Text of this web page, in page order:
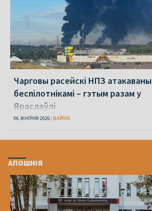
Чарговы расейскі НПЗ атакаваны
беспілотнікамі – гэтым разам у
Яраслаўлі
06 ЖНІЎНЯ 2026 ВАЙНА
АПОШНІЯ